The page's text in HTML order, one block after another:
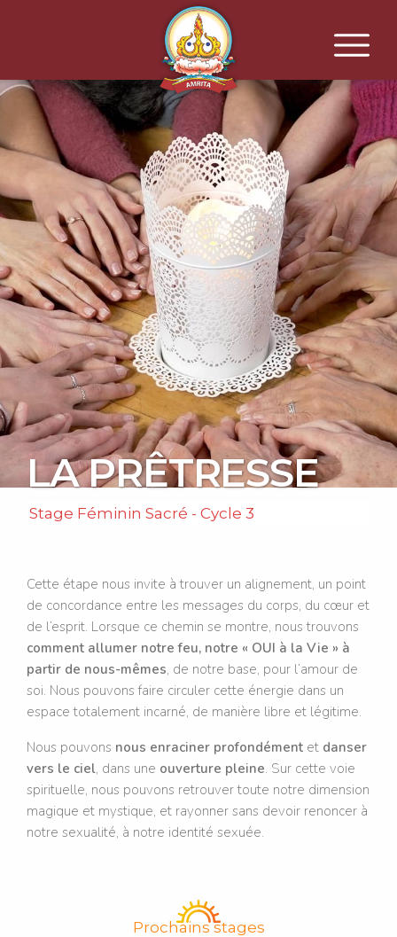
LA PRÊTRESSE
Stage Féminin Sacré - Cycle 3
Cette étape nous invite à trouver un alignement, un point
de concordance entre les messages du corps, du cœur et
de l’esprit. Lorsque ce chemin se montre, nous trouvons
comment allumer notre feu, notre « OUI à la Vie » à
partir de nous-mêmes, de notre base, pour l’amour de
soi. Nous pouvons faire circuler cette énergie dans un
espace totalement incarné, de manière libre et légitime.
Nous pouvons nous enraciner profondément et danser
vers le ciel, dans une ouverture pleine. Sur cette voie
spirituelle, nous pouvons retrouver toute notre dimension
magique et mystique, et rayonner sans devoir renoncer à
notre sexualité, à notre identité sexuée.
Prochains stages